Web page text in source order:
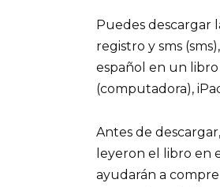
Puedes descargar
registro y sms
español en un
(computadora),
Antes de
leyeron el libro en
ayudarán a